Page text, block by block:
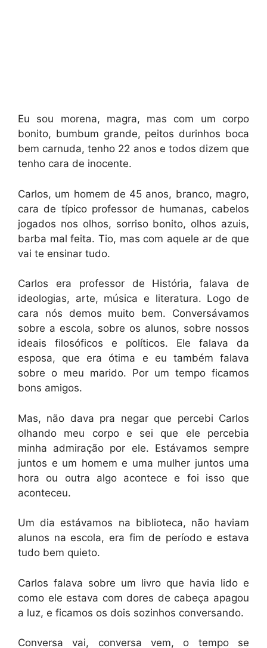
Eu sou morena, magra, mas com um corpo
bonito, bumbum grande, peitos durinhos boca
bem carnuda, tenho 22 anos e todos dizem que
tenho cara de inocente.
Carlos, um homem de 45 anos, branco, magro,
cara de típico professor de humanas, cabelos
jogados nos olhos, sorriso bonito, olhos azuis,
barba mal feita. Tio, mas com aquele ar de que
vai te ensinar tudo.
Carlos era professor de História, falava de
ideologias, arte, música e literatura. Logo de
cara nós demos muito bem. Conversávamos
sobre a escola, sobre os alunos, sobre nossos
ideais filosóficos e políticos. Ele falava da
esposa, que era ótima e eu também falava
sobre o meu marido. Por um tempo ficamos
bons amigos.
Mas, não dava pra negar que percebi Carlos
olhando meu corpo e sei que ele percebia
minha admiração por ele. Estávamos sempre
juntos e um homem e uma mulher juntos uma
hora ou outra algo acontece e foi isso que
aconteceu.
Um dia estávamos na biblioteca, não haviam
alunos na escola, era fim de período e estava
tudo bem quieto.
Carlos falava sobre um livro que havia lido e
como ele estava com dores de cabeça apagou
a luz, e ficamos os dois sozinhos conversando.
Conversa vai, conversa vem, o tempo se